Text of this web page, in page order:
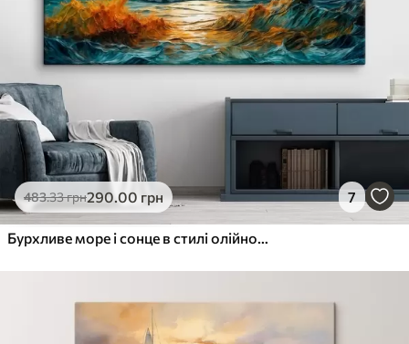
483.33грн290.00 грн 7
Бурхливе море і сонце в стилі олійного живопису